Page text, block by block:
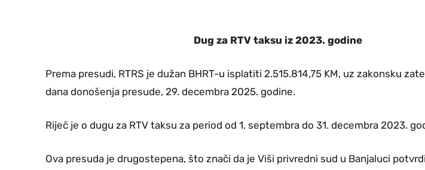
Dug za RTV taksu iz 2023. godine
Prema presudi, RTRS je dužan BHRT-u isplatiti 2.515.814,75 KM, uz zakonsku
dana donošenja presude, 29. decembra 2025. godine.
Riječ je o dugu za RTV taksu za period od 1. septembra do 31. decembra 2023.
Ova presuda je drugostepena, što znači da je Viši privredni sud u Banjaluci